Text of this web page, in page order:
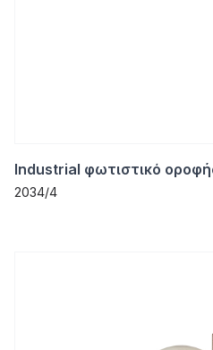
Industrial φωτιστικό
2034/4